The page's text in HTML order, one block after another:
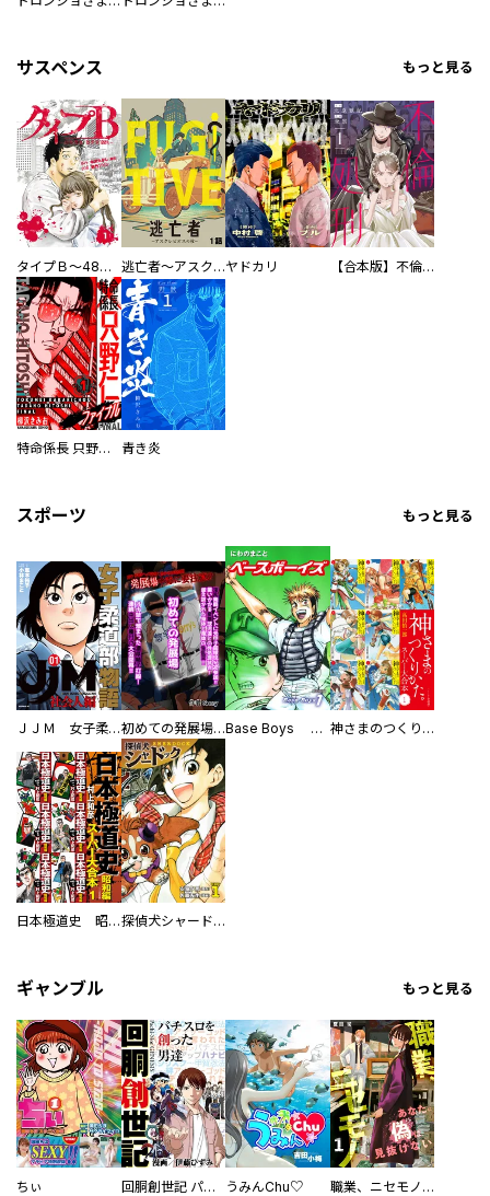
サスペンス もっと見る
タイプＢ～48時間後、致死率100％～【単話】 逃亡者～アスクレピオスの杖～ヤドカリ 【合本版】不倫処刑
特命係長 只野仁ファイナル 愛蔵版 青き炎
スポーツ もっと見る
ＪＪＭ 女子柔道部物語 社会人編 初めての発展場 【白抜き修正版】 Base Boys 新装版 神さまのつくりかた。スーパー大合本
日本極道史 昭和編 スーパー大合本 探偵犬シャードック（新装版）
ギャンブル もっと見る
ちぃ 回胴創世記 パチスロを創った男達 うみんChu♡ 職業、ニセモノ～あなたに偽は見抜けない【電子単行本版】